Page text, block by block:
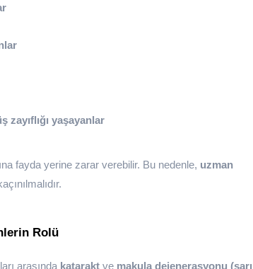
zayıflığı yaşayanlar
fayda yerine zarar verebilir. Bu nedenle, uzman
Rolü
arasında katarakt ve makula dejenerasyonu (sarı